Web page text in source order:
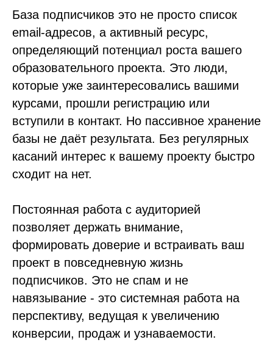
База подписчиков это не просто список
email-адресов, а активный ресурс,
определяющий потенциал роста вашего
образовательного проекта. Это люди,
которые уже заинтересовались вашими
курсами, прошли регистрацию или
вступили в контакт. Но пассивное хранение
базы не даёт результата. Без регулярных
касаний интерес к вашему проекту быстро
сходит на нет.
Постоянная работа с аудиторией
позволяет держать внимание,
формировать доверие и встраивать ваш
проект в повседневную жизнь
подписчиков. Это не спам и не
навязывание - это системная работа на
перспективу, ведущая к увеличению
конверсии, продаж и узнаваемости.